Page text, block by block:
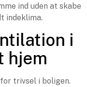
ind uden at skabe
indeklima.
i
hjem
trivsel i boligen.